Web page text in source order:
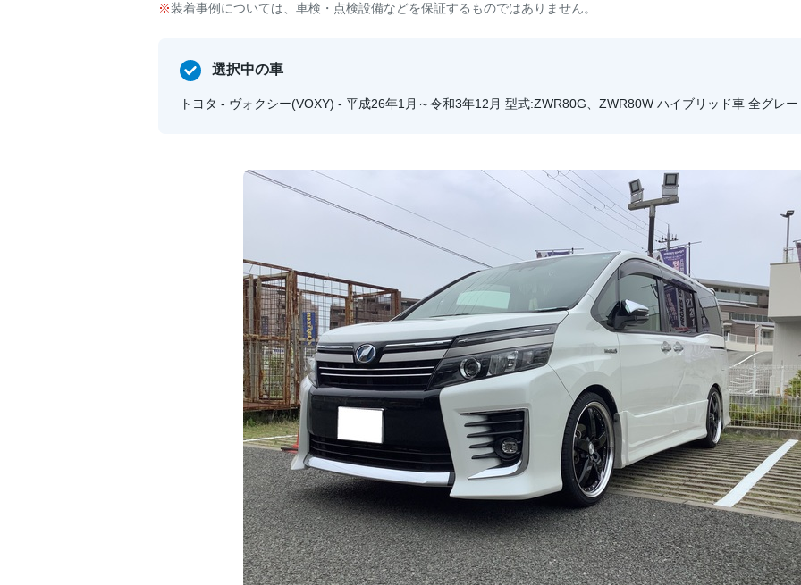
装着事例については、車検・点検設備などを保証するものではありません。
選択中の車
トヨタ - ヴォクシー(VOXY) - 平成26年1月～令和3年12月 型式:ZWR80G、ZWR80W ハイブリッド車 全グレ